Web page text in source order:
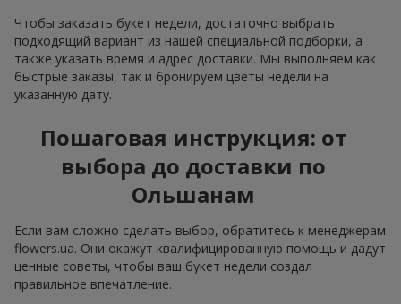
Чтобы заказать букет недели, достаточно выбрать
подходящий вариант из нашей специальной подборки, а
также указать время и адрес доставки. Мы выполняем как
быстрые заказы, так и бронируем цветы недели на
указанную дату.
Пошаговая инструкция: от
выбора до доставки по
Ольшанам
Если вам сложно сделать выбор, обратитесь к менеджерам
flowers.ua. Они окажут квалифицированную помощь и дадут
ценные советы, чтобы ваш букет недели создал
правильное впечатление.